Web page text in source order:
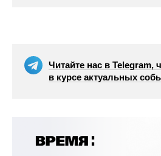
Читайте нас в Telegram,
в курсе актуальных